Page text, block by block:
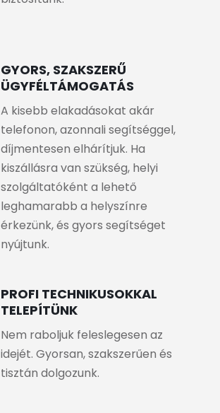
GYORS, SZAKSZERŰ
ÜGYFÉLTÁMOGATÁS
A kisebb elakadásokat akár
telefonon, azonnali segítséggel,
díjmentesen elhárítjuk. Ha
kiszállásra van szükség, helyi
szolgáltatóként a lehető
leghamarabb a helyszínre
érkezünk, és gyors segítséget
nyújtunk.
PROFI TECHNIKUSOKKAL
TELEPÍTÜNK
Nem raboljuk feleslegesen az
idejét. Gyorsan, szakszerűen és
tisztán dolgozunk.